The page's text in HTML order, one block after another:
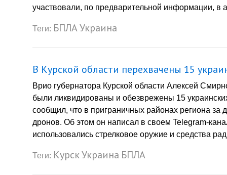
участвовали, по предварительной информации, в
Теги: БПЛАУкраина
В Курской области перехвачены 15
Врио губернатора Курской области Алексей
были ликвидированы и обезврежены 15
сообщил, что в приграничных районах региона
дронов. Об этом он написал в своем Telegram-
использовались стрелковое оружие и средства
Теги: КурскУкраина БПЛА